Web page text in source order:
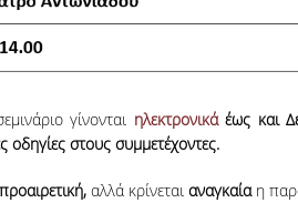
γίνονται ηλεκτρονικά έως και
οδηγίες στους συμμετέχοντες.
προαιρετική,αλλά κρίνεται αναγκαίαη